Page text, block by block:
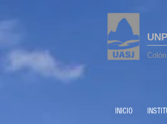
INICIO